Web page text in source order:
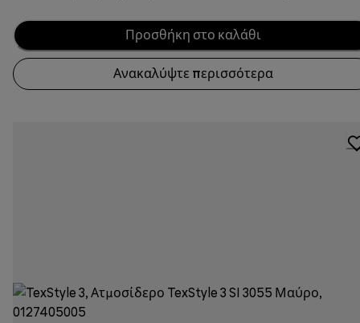
Προσθήκη στο καλάθι
Ανακαλύψτε περισσότερα